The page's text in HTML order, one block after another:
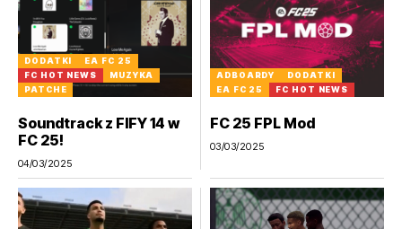
DODATKI
EA FC 25
FC HOT NEWS
MUZYKA
PATCHE
Soundtrack z FIFY 14 w
FC 25!
04/03/2025
ADBOARDY
DODATKI
EA FC 25
FC HOT NEWS
FC 25 FPL Mod
03/03/2025